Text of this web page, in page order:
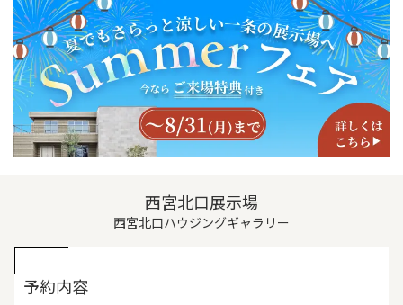
西宮北口展示場
西宮北口ハウジングギャラリー
予約内容